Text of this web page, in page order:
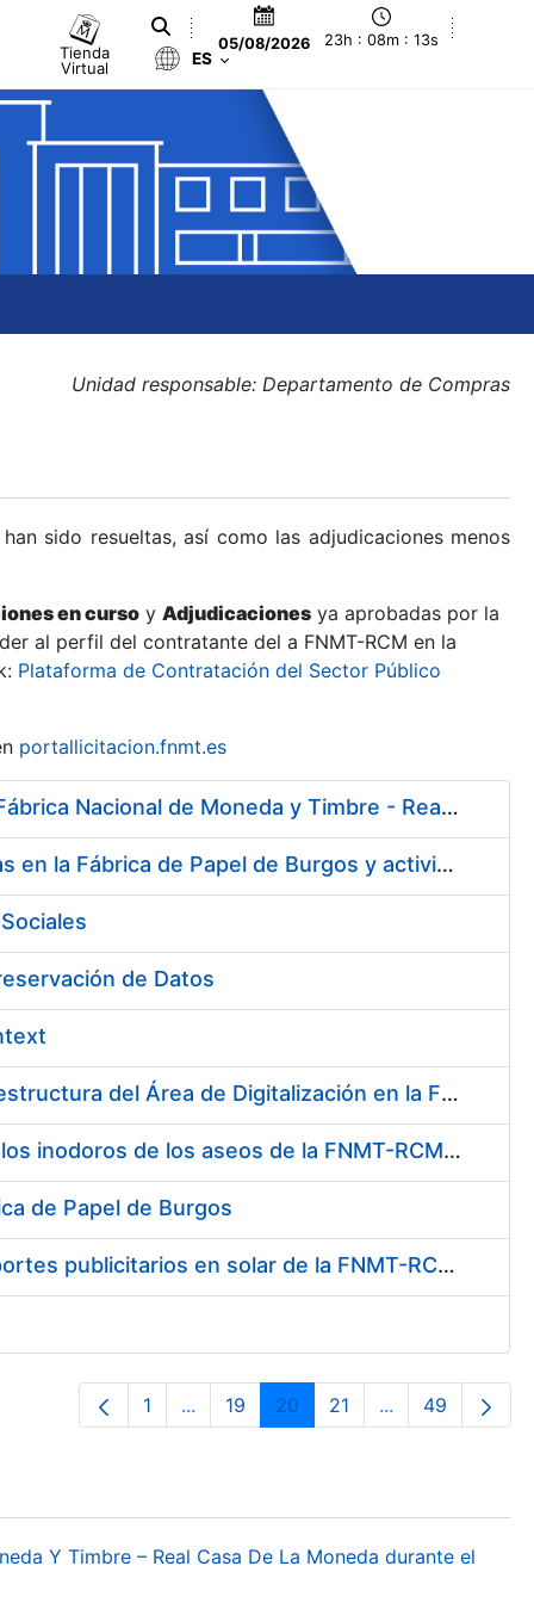
Tienda
Virtual
05/08/2026 23h : 08m : 13s
ES
Unidad responsable: Departamento de Compras
sido resueltas, así como las adjudicaciones menos
en curso y Adjudicaciones ya aprobadas por la
al perfil del contratante del a FNMT-RCM en la
Plataforma de Contratación del Sector Público
portallicitacion.fnmt.es
Servicio de asistencia sanitaria de enfermería de urgencias en la Fábrica Nacional de Moneda y Timbre - Real Casa de la Moneda
Servicio de vigilancia de la salud y diversas actividades preventivas en la Fábrica de Papel de Burgos y actividades sanitarias en el centro de trabajo de Madrid de la Fábrica Nacional de Moneda y Timbre - Real Casa de la Moneda
de Datos
Suministro de Hardware y Software para la Ampliación de la Infraestructura del Área de Digitalización en la FNMT-RCM
Mantenimiento de las tapas automáticas HYGOLET, instaladas en los inodoros de los aseos de la FNMT-RCM, así como el suministro de recambios originales de rollos de plástico
de Papel de Burgos
Contratación para la cesión de espacios para la instalación de soportes publicitarios en solar de la FNMT-RCM situado en la confluencia de las calles Cruz del Sur, calle de los Astros y calle del Doctor Esquerdo. Referencia NJ01-2017
Página
1 ...Páginas intermedias Use TAB para
Página
19 Página
20 Página
21 ...PáginasPágina
49
Y Timbre – Real Casa De La Moneda durante el